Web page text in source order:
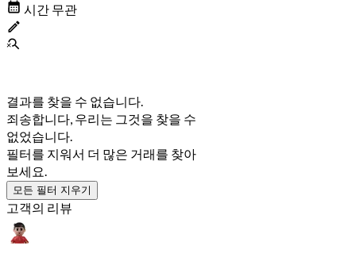
시간 무관
결과를 찾을 수 없습니다.
죄송합니다, 우리는 그것을 찾을 수
없었습니다.
필터를 지워서 더 많은 거래를 찾아
보세요.
모든 필터 지우기
고객의 리뷰